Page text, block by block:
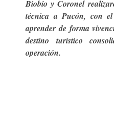
Biobío y Coronel
técnica a Pucón, con
aprender de forma
destino turístico
operación.